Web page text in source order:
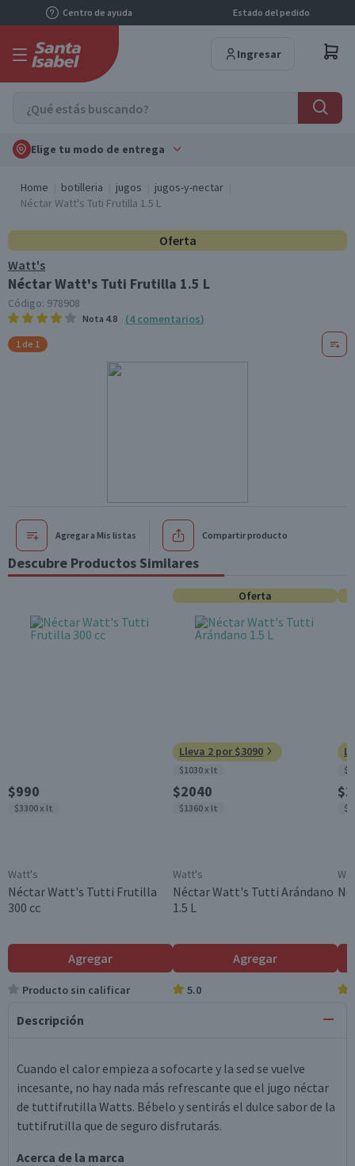
Centro de ayuda Estado del pedido
Ingresar
Elige tu modo de entrega
Home botilleria jugos
jugos-y-nectar
Néctar Watt's Tuti Frutilla 1.5 L
Oferta
Watt's
Néctar Watt's Tuti Frutilla 1.5 L
Código: 978908
Nota 4.8 (4 comentarios)
1 de 1
Agregar a Mis listas Compartir producto
Descubre Productos Similares
$990
$3300 x lt
Watt's
Néctar Watt's Tutti Frutilla
300 cc
Agregar
Producto sin calificar
Oferta
Lleva 2 por $3090
$1030 x lt
$2040
$1360 x lt
Watt's
Néctar Watt's Tutti Arándano
1.5 L
Agregar
5.0
Descripción
Cuando el calor empieza a sofocarte y la sed se vuelve
incesante, no hay nada más refrescante que el jugo néctar
de tuttifrutilla Watts. Bébelo y sentirás el dulce sabor de la
tuttifrutilla que de seguro disfrutarás.
Acerca de la marca